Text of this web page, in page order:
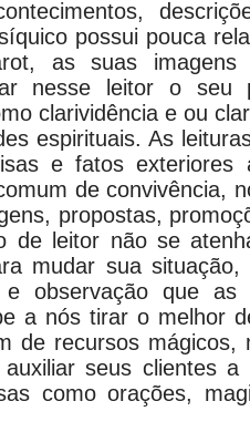
possui pouca
as suas imagens
nesse leitor o seu
clarividência e ou
espirituais. As
e fatos exteriores
de convivência,
propostas,
de leitor não se
mudar sua
observação que as
a nós tirar o melhor
de recursos mágicos,
seus clientes
como orações,